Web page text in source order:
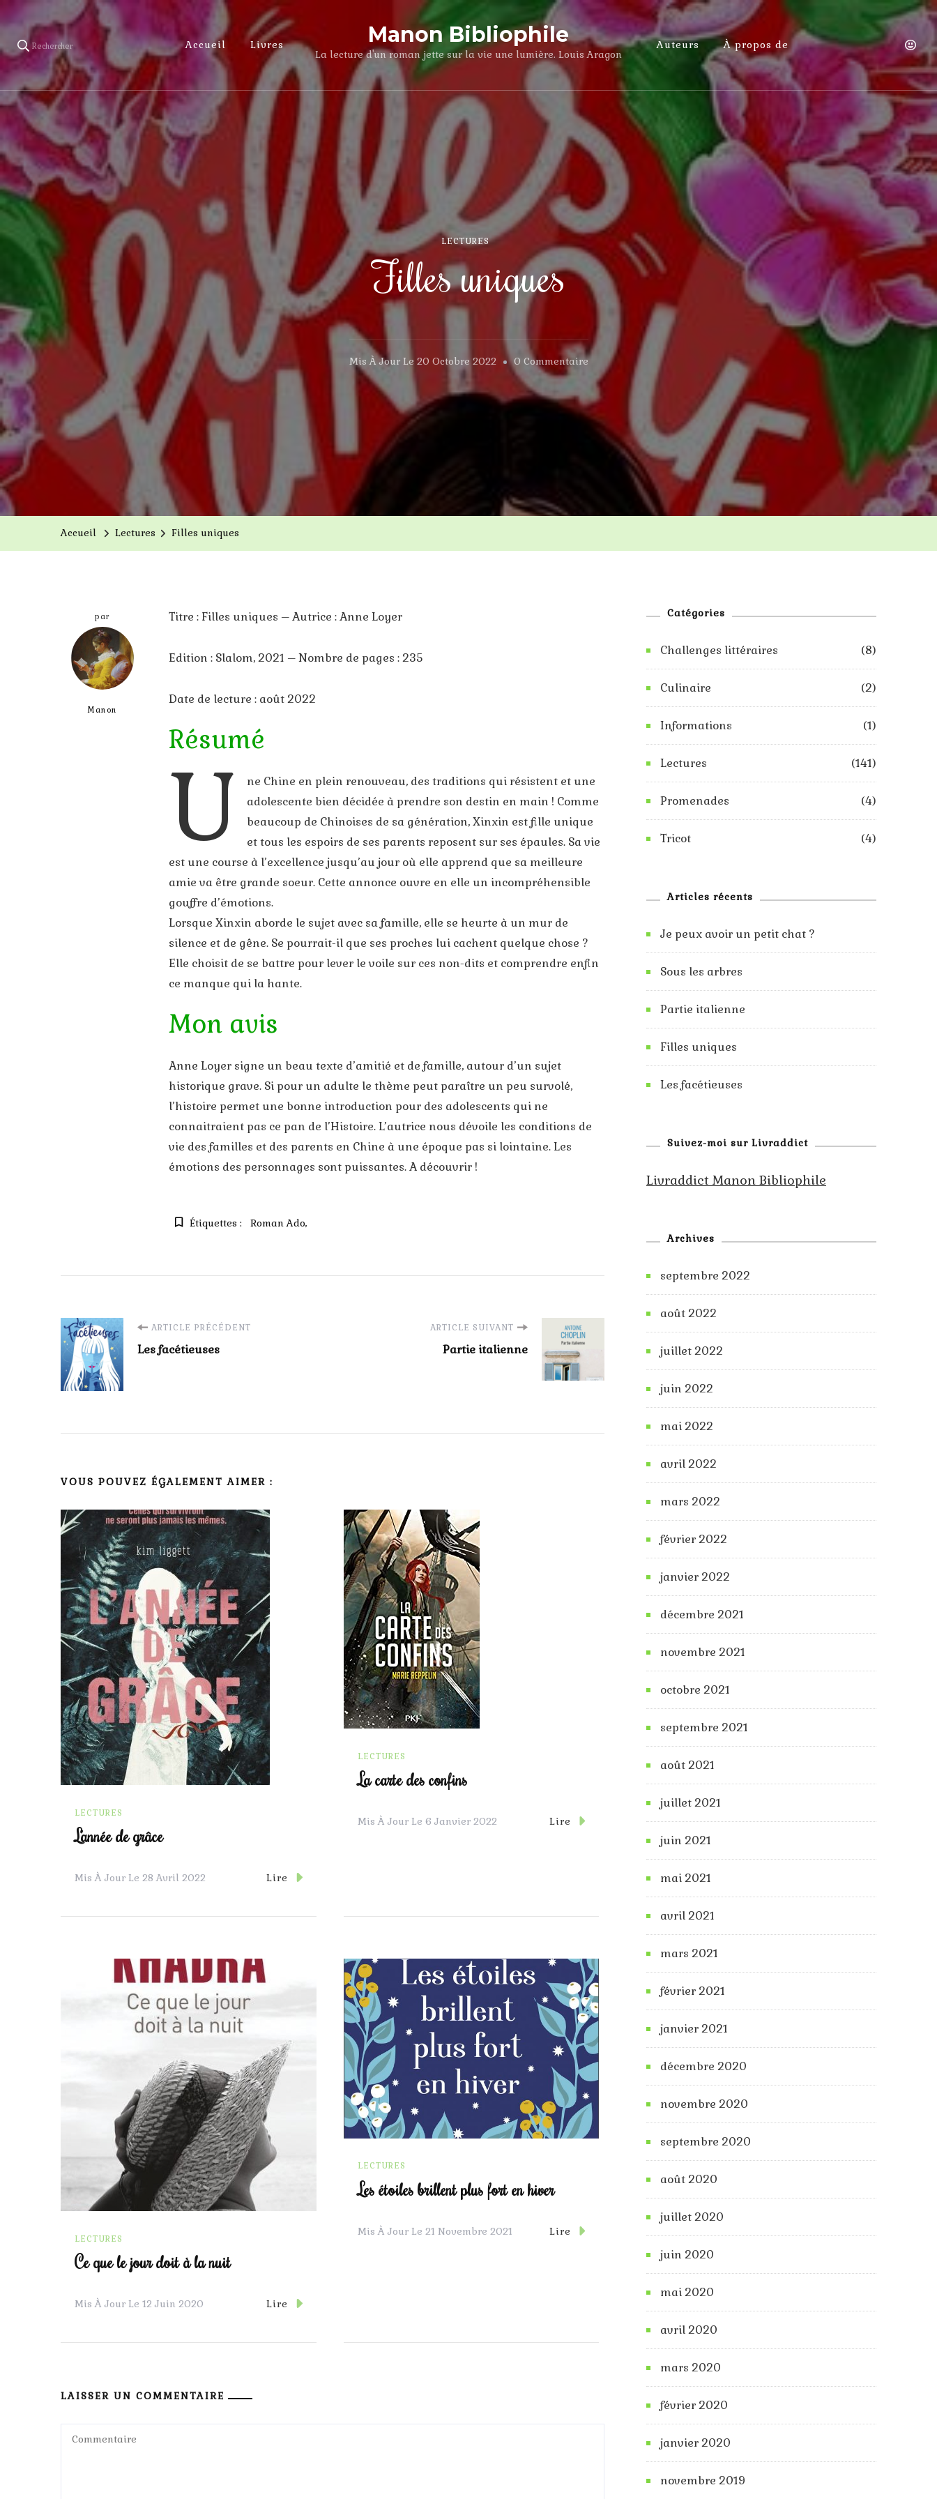
Rechercher Accueil Livres Manon Bibliophile
La lecture d'un roman jette sur la vie une lumière. Louis Aragon
Auteurs À propos de
LECTURES
Filles uniques
Mis À Jour Le 20 Octobre 2022 0 CommentaireSur
Filles
Uniques
Accueil Lectures Filles uniques
par
Manon
Titre : Filles uniques – Autrice : Anne Loyer
Edition : Slalom, 2021 – Nombre de pages : 235
Date de lecture : août 2022
Résumé
U
ne Chine en plein renouveau, des traditions qui résistent et une
adolescente bien décidée à prendre son destin en main ! Comme
beaucoup de Chinoises de sa génération, Xinxin est fille unique
et tous les espoirs de ses parents reposent sur ses épaules. Sa vie
est une course à l’excellence jusqu’au jour où elle apprend que sa meilleure
amie va être grande soeur. Cette annonce ouvre en elle un incompréhensible
gouffre d’émotions.
Lorsque Xinxin aborde le sujet avec sa famille, elle se heurte à un mur de
silence et de gêne. Se pourrait-il que ses proches lui cachent quelque chose ?
Elle choisit de se battre pour lever le voile sur ces non-dits et comprendre enfin
ce manque qui la hante.
Mon avis
Anne Loyer signe un beau texte d’amitié et de famille, autour d’un sujet
historique grave. Si pour un adulte le thème peut paraître un peu survolé,
l’histoire permet une bonne introduction pour des adolescents qui ne
connaitraient pas ce pan de l’Histoire. L’autrice nous dévoile les conditions de
vie des familles et des parents en Chine à une époque pas si lointaine. Les
émotions des personnages sont puissantes. A découvrir !
Étiquettes : Roman Ado
Navigation
d'article
ARTICLE PRÉCÉDENT
Les facétieuses
ARTICLE SUIVANT
Partie italienne
VOUS POUVEZ ÉGALEMENT AIMER :
LECTURES
L’année de grâce
Mis À Jour Le 28 Avril 2022 Lire
LECTURES
La carte des confins
Mis À Jour Le 6 Janvier 2022 Lire
LECTURES
Ce que le jour doit à la nuit
Mis À Jour Le 12 Juin 2020 Lire
LECTURES
Les étoiles brillent plus fort en hiver
Mis À Jour Le 21 Novembre 2021 Lire
LAISSER UN COMMENTAIRE
Catégories
Challenges littéraires (8)
Culinaire (2)
Informations (1)
Lectures (141)
Promenades (4)
Tricot (4)
Articles récents
Je peux avoir un petit chat ?
Sous les arbres
Partie italienne
Filles uniques
Les facétieuses
Suivez-moi sur Livraddict
Livraddict Manon Bibliophile
Archives
septembre 2022
août 2022
juillet 2022
juin 2022
mai 2022
avril 2022
mars 2022
février 2022
janvier 2022
décembre 2021
novembre 2021
octobre 2021
septembre 2021
août 2021
juillet 2021
juin 2021
mai 2021
avril 2021
mars 2021
février 2021
janvier 2021
décembre 2020
novembre 2020
septembre 2020
août 2020
juillet 2020
juin 2020
mai 2020
avril 2020
mars 2020
février 2020
janvier 2020
novembre 2019